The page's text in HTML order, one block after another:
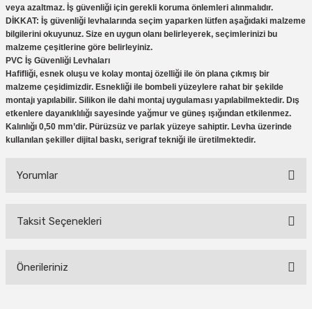
veya azaltmaz. İş güvenliği için gerekli koruma önlemleri alınmalıdır.
DİKKAT: İş güvenliği levhalarında seçim yaparken lütfen aşağıdaki malzeme
bilgilerini okuyunuz. Size en uygun olanı belirleyerek, seçimlerinizi bu
malzeme çeşitlerine göre belirleyiniz.
PVC İş Güvenliği Levhaları
Hafifliği, esnek oluşu ve kolay montaj özelliği ile ön plana çıkmış bir
malzeme çeşidimizdir. Esnekliği ile bombeli yüzeylere rahat bir şekilde
montajı yapılabilir. Silikon ile dahi montaj uygulaması yapılabilmektedir. Dış
etkenlere dayanıklılığı sayesinde yağmur ve güneş ışığından etkilenmez.
Kalınlığı 0,50 mm’dir. Pürüzsüz ve parlak yüzeye sahiptir. Levha üzerinde
kullanılan şekiller dijital baskı, serigraf tekniği ile üretilmektedir.
Yorumlar
Taksit Seçenekleri
Önerileriniz